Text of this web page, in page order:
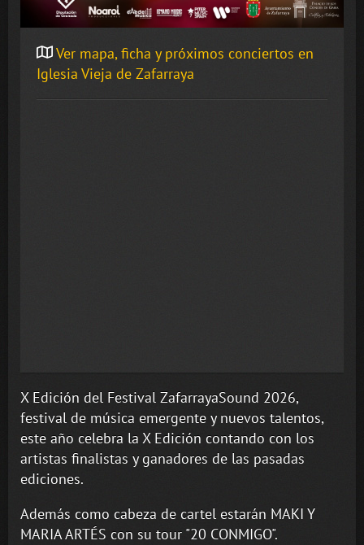
Ver mapa, ficha y próximos conciertos en
Iglesia Vieja de Zafarraya
X Edición del Festival ZafarrayaSound 2026,
festival de música emergente y nuevos talentos,
este año celebra la X Edición contando con los
artistas finalistas y ganadores de las pasadas
ediciones.
Además como cabeza de cartel estarán MAKI Y
MARIA ARTÉS con su tour "20 CONMIGO".